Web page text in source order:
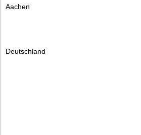
Aachen
Deutschland